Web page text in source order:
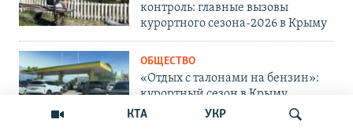
КТА УКР
контроль: главные вызовы
курортного сезона-2026 в Крыму
ОБЩЕСТВО
«Отдых с талонами на бензин»:
курортный сезон в Крыму